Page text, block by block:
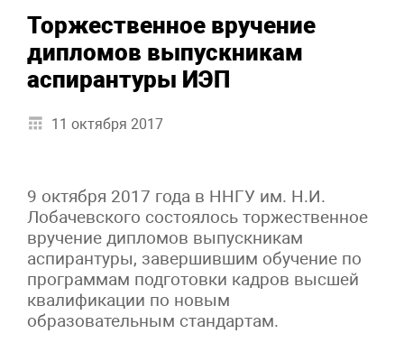
Торжественное вручение
дипломов выпускникам
аспирантуры ИЭП
11 октября 2017
9 октября 2017 года в ННГУ им. Н.И.
Лобачевского состоялось торжественное
вручение дипломов выпускникам
аспирантуры, завершившим обучение по
программам подготовки кадров высшей
квалификации по новым
образовательным стандартам.